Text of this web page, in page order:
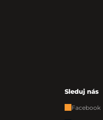
Sleduj nás
Facebook